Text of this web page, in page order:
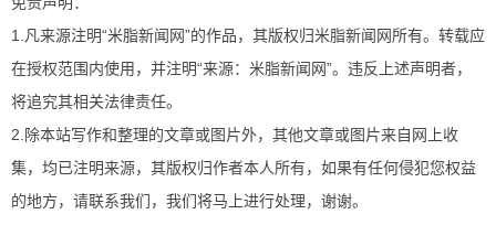
1.凡来源注明“米脂新闻网”的作品，其版权归米脂新闻网所有。转载应
在授权范围内使用，并注明“来源：米脂新闻网”。违反上述声明者，
将追究其相关法律责任。
2.除本站写作和整理的文章或图片外，其他文章或图片来自网上收
集，均已注明来源，其版权归作者本人所有，如果有任何侵犯您权益
的地方，请联系我们，我们将马上进行处理，谢谢。